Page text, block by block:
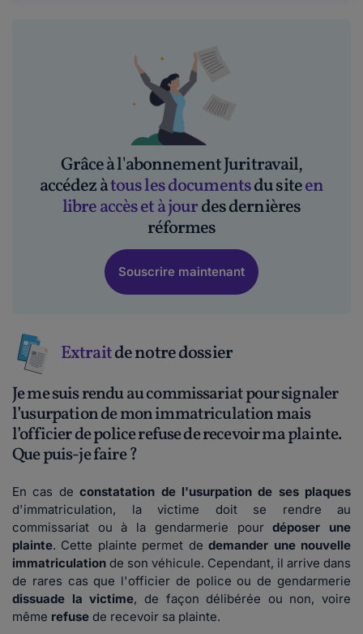
Grâce à l'abonnement Juritravail,
accédez àtous les documentsdu siteen
libre accès et à jourdes dernières
réformes
Souscrire maintenant
Extraitde notre dossier
Je me suis rendu au commissariat pour signaler
l’usurpation de mon immatriculation mais
l’officier de police refuse de recevoir ma plainte.
Que puis-je faire ?
En cas deconstatation de l'usurpation de ses plaques
d'immatriculation, la victime doit se rendre au
commissariat ou à la gendarmerie pourdéposer une
plainte. Cette plainte permet dedemander une nouvelle
immatriculation de son véhicule. Cependant, il arrive dans
de rares cas que l'officier de police ou de gendarmerie
dissuade la victime, de façon délibérée ou non, voire
même refuse de recevoir sa plainte.